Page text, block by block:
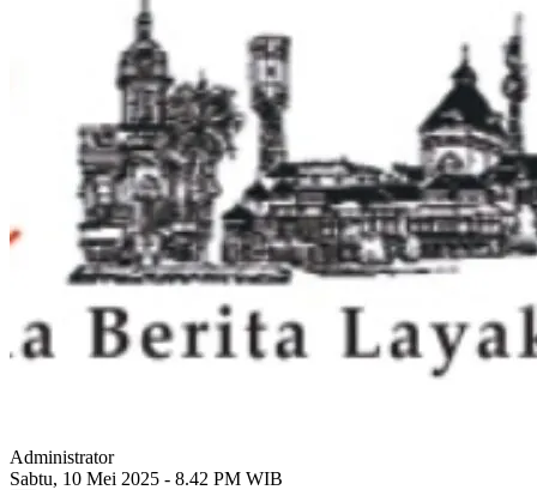
Administrator
Sabtu, 10 Mei 2025 - 8.42 PM WIB